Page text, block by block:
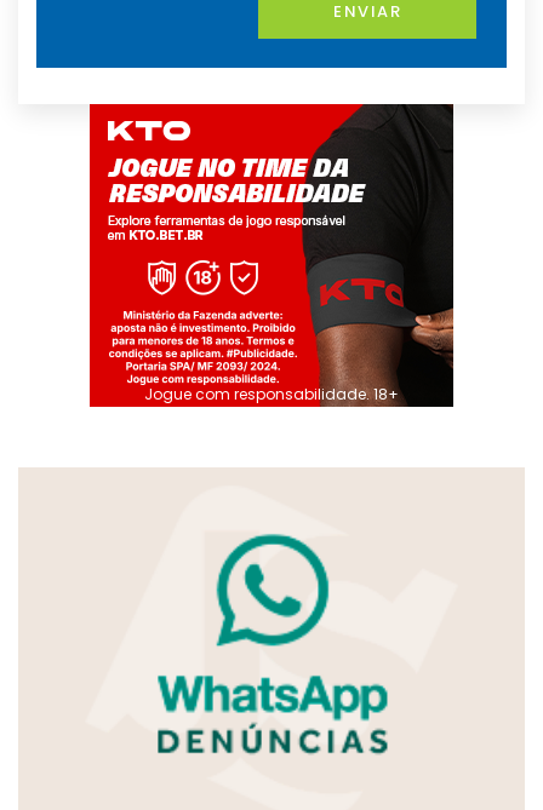
ENVIAR
Jogue com responsabilidade. 18+